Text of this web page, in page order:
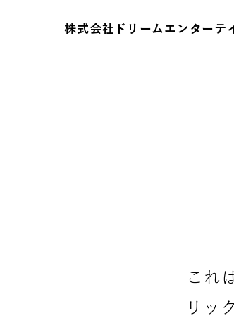
株式会社ドリームエンターテ
これ
リッ